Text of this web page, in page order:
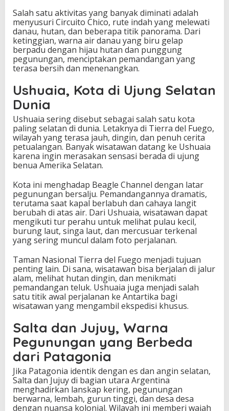
Salah satu aktivitas yang banyak diminati adalah
menyusuri Circuito Chico, rute indah yang melewati
danau, hutan, dan beberapa titik panorama. Dari
ketinggian, warna air danau yang biru gelap
berpadu dengan hijau hutan dan punggung
pegunungan, menciptakan pemandangan yang
terasa bersih dan menenangkan.
Ushuaia, Kota di Ujung Selatan
Dunia
Ushuaia sering disebut sebagai salah satu kota
paling selatan di dunia. Letaknya di Tierra del Fuego,
wilayah yang terasa jauh, dingin, dan penuh cerita
petualangan. Banyak wisatawan datang ke Ushuaia
karena ingin merasakan sensasi berada di ujung
benua Amerika Selatan.
Kota ini menghadap Beagle Channel dengan latar
pegunungan bersalju. Pemandangannya dramatis,
terutama saat kapal berlabuh dan cahaya langit
berubah di atas air. Dari Ushuaia, wisatawan dapat
mengikuti tur perahu untuk melihat pulau kecil,
burung laut, singa laut, dan mercusuar terkenal
yang sering muncul dalam foto perjalanan.
Taman Nasional Tierra del Fuego menjadi tujuan
penting lain. Di sana, wisatawan bisa berjalan di jalur
alam, melihat hutan dingin, dan menikmati
pemandangan teluk. Ushuaia juga menjadi salah
satu titik awal perjalanan ke Antartika bagi
wisatawan yang mengambil ekspedisi khusus.
Salta dan Jujuy, Warna
Pegunungan yang Berbeda
dari Patagonia
Jika Patagonia identik dengan es dan angin selatan,
Salta dan Jujuy di bagian utara Argentina
menghadirkan lanskap kering, pegunungan
berwarna, lembah, gurun tinggi, dan desa desa
dengan nuansa kolonial. Wilayah ini memberi wajah